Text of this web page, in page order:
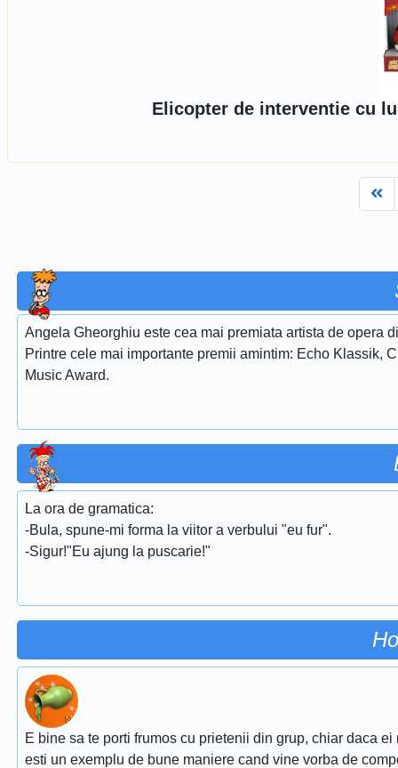
Elicopter de interventie cu
Angela Gheorghiu este cea mai premiata artista de opera
Printre cele mai importante premii amintim: Echo Klassik,
Music Award.
La ora de gramatica:
-Bula, spune-mi forma la viitor a verbului "eu fur".
-Sigur!"Eu ajung la puscarie!"
E bine sa te porti frumos cu prietenii din grup, chiar daca
esti un exemplu de bune maniere cand vine vorba de